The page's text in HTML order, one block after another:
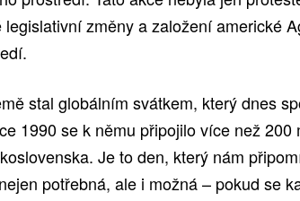
změny a založení americké
stal globálním svátkem, který dnes
1990 se k němu připojilo více než 200
Je to den, který nám
potřebná, ale i možná – pokud se